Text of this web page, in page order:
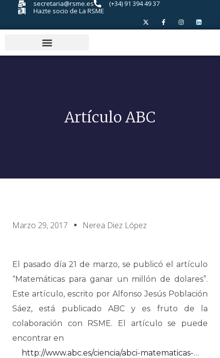
secretaria@rsme.es
(+34) 91 394 49 37
Hazte socio de La RSME
Artículo ABC
Marzo 29, 2017 Nerea Diez López
El pasado día 21 de marzo, se publicó el artículo
“Matemáticas para ganar un millón de dolares”.
Este artículo, escrito por Alfonso Jesús Población
Sáez, está publicado ABC y es fruto de la
colaboración con RSME. El artículo se puede
encontrar en
http://www.abc.es/ciencia/abci-matematicas-…